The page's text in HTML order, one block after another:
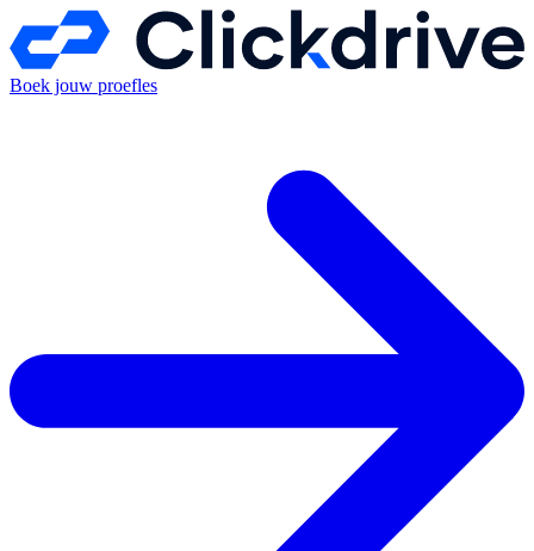
Boek jouw proefles